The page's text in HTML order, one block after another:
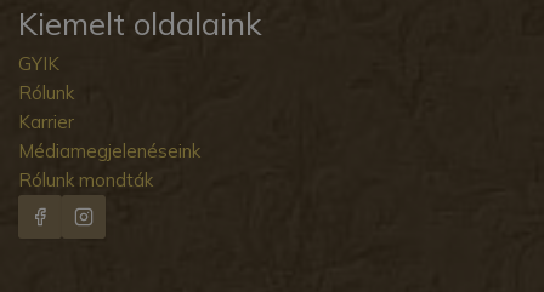
Kiemelt oldalaink
GYIK
Rólunk
Karrier
Médiamegjelenéseink
Rólunk mondták